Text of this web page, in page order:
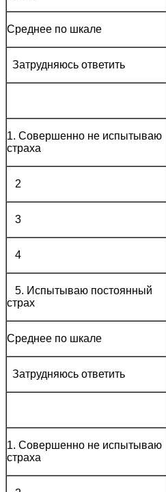
Среднее по шкале
Затрудняюсь ответить
1. Совершенно не испытываю
страха
2
3
4
5. Испытываю постоянный
страх
Среднее по шкале
Затрудняюсь ответить
1. Совершенно не испытываю
страха